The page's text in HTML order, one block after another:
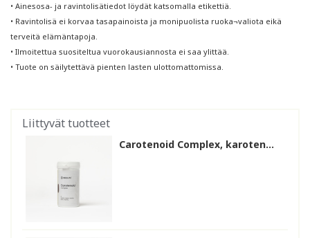
• Ainesosa- ja ravintolisätiedot löydät katsomalla etikettiä.
• Ravintolisä ei korvaa tasapainoista ja monipuolista ruoka¬valiota eikä
terveitä elämäntapoja.
• Ilmoitettua suositeltua vuorokausiannosta ei saa ylittää.
• Tuote on säilytettävä pienten lasten ulottomattomissa.
Liittyvät tuotteet
Carotenoid Complex, karoten...